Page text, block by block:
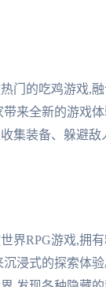
门的吃鸡游戏,
带来全新的游戏
集装备、躲避敌
界RPG游戏,拥
沉浸式的探索体